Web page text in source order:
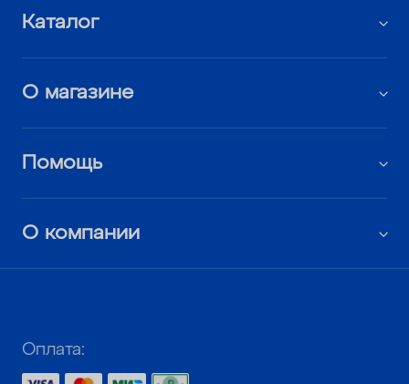
Каталог
О магазине
Помощь
О компании
Оплата: